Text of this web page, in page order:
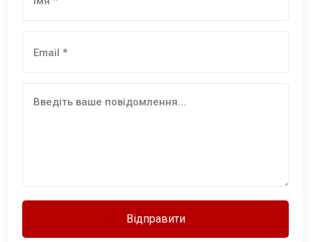
Відправити